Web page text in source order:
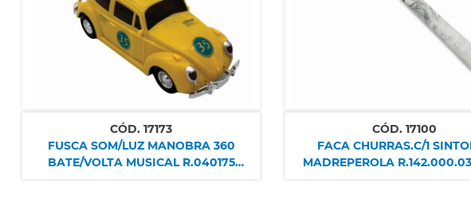
CÓD. 17173
FUSCA SOM/LUZ MANOBRA 360
BATE/VOLTA MUSICAL R.040175
CÓD. 17100
FACA CHURRAS.C/1
MADREPEROLA